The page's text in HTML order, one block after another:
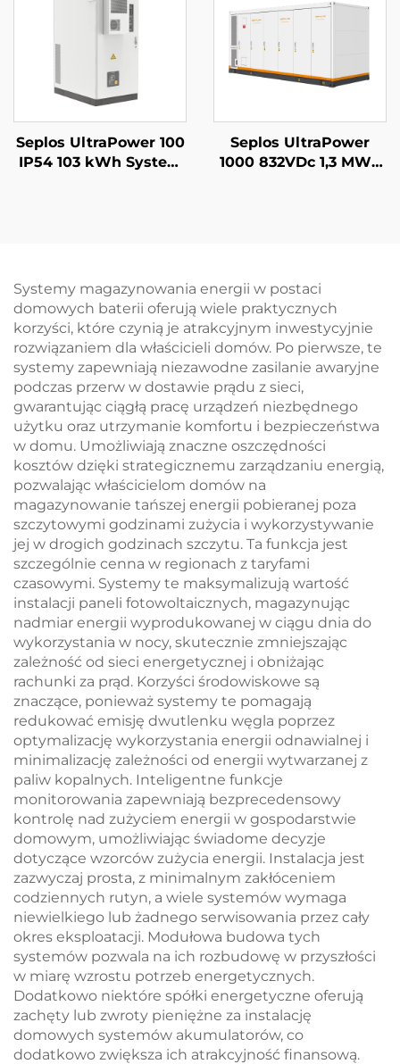
Seplos
litowo-żelazowo-
fosforanowa (LiFePO4)
Seplos UltraPower 100
IP54 103 kWh System
Seplos UltraPower
1000 832VDc 1,3 MWh
cieczowym Mikrosieci
BESS
Systemy magazynowania energii w postaci
domowych baterii oferują wiele praktycznych
korzyści, które czynią je atrakcyjnym inwestycyjnie
rozwiązaniem dla właścicieli domów. Po pierwsze, te
systemy zapewniają niezawodne zasilanie awaryjne
podczas przerw w dostawie prądu z sieci,
gwarantując ciągłą pracę urządzeń niezbędnego
użytku oraz utrzymanie komfortu i bezpieczeństwa
w domu. Umożliwiają znaczne oszczędności
kosztów dzięki strategicznemu zarządzaniu energią,
pozwalając właścicielom domów na
magazynowanie tańszej energii pobieranej poza
szczytowymi godzinami zużycia i wykorzystywanie
jej w drogich godzinach szczytu. Ta funkcja jest
szczególnie cenna w regionach z taryfami
czasowymi. Systemy te maksymalizują wartość
instalacji paneli fotowoltaicznych, magazynując
nadmiar energii wyprodukowanej w ciągu dnia do
wykorzystania w nocy, skutecznie zmniejszając
zależność od sieci energetycznej i obniżając
rachunki za prąd. Korzyści środowiskowe są
znaczące, ponieważ systemy te pomagają
redukować emisję dwutlenku węgla poprzez
optymalizację wykorzystania energii odnawialnej i
minimalizację zależności od energii wytwarzanej z
paliw kopalnych. Inteligentne funkcje
monitorowania zapewniają bezprecedensowy
kontrolę nad zużyciem energii w gospodarstwie
domowym, umożliwiając świadome decyzje
dotyczące wzorców zużycia energii. Instalacja jest
zazwyczaj prosta, z minimalnym zakłóceniem
codziennych rutyn, a wiele systemów wymaga
niewielkiego lub żadnego serwisowania przez cały
okres eksploatacji. Modułowa budowa tych
systemów pozwala na ich rozbudowę w przyszłości
w miarę wzrostu potrzeb energetycznych.
Dodatkowo niektóre spółki energetyczne oferują
zachęty lub zwroty pieniężne za instalację
domowych systemów akumulatorów, co
dodatkowo zwiększa ich atrakcyjność finansową.